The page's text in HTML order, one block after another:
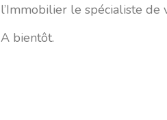
l’Immobilier le spécialiste de
A bientôt.